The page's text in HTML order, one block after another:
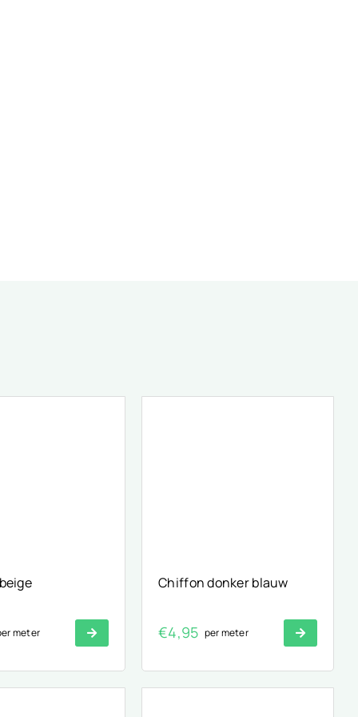
meter
Chiffon donker blauw
€4,95 per meter